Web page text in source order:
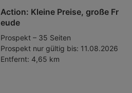
Action: Kleine Preise, große Fr
eude
Prospekt – 35 Seiten
Prospekt nur gültig bis: 11.08.2026
Entfernt: 4,65 km